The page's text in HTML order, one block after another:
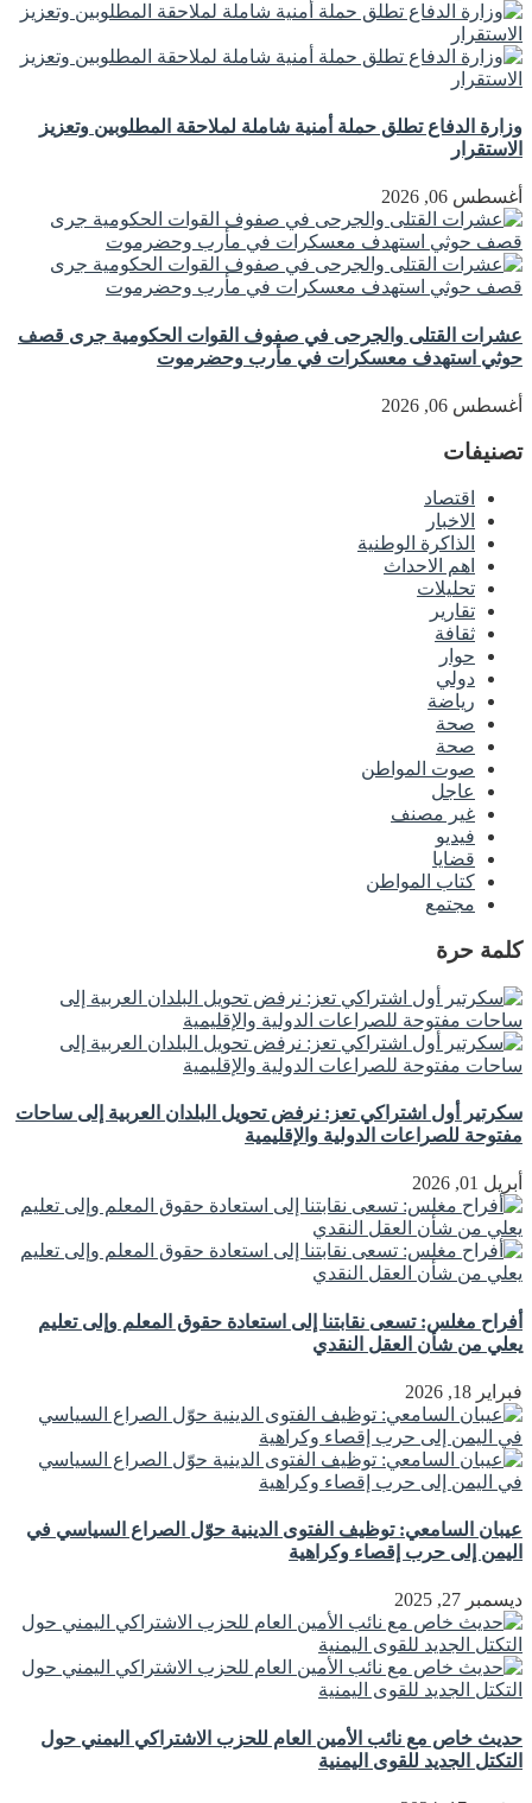
وزارة الدفاع تطلق حملة أمنية شاملة لملاحقة المطلوبين وتعزيز
الاستقرار
أغسطس 06, 2026
عشرات القتلى والجرحى في صفوف القوات الحكومية جرى قصف
حوثي استهدف معسكرات في مأرب وحضرموت
أغسطس 06, 2026
تصنيفات
اقتصاد
الاخبار
الذاكرة الوطنية
اهم الاحداث
تحليلات
تقارير
ثقافة
حوار
دولي
رياضة
صحة
صحة
صوت المواطن
عاجل
غير مصنف
فيديو
قضايا
كتاب المواطن
مجتمع
كلمة حرة
سكرتير أول اشتراكي تعز: نرفض تحويل البلدان العربية إلى ساحات
مفتوحة للصراعات الدولية والإقليمية
أبريل 01, 2026
أفراح مغلس: تسعى نقابتنا إلى استعادة حقوق المعلم وإلى تعليم
يعلي من شأن العقل النقدي
فبراير 18, 2026
عيبان السامعي: توظيف الفتوى الدينية حوّل الصراع السياسي في
اليمن إلى حرب إقصاء وكراهية
ديسمبر 27, 2025
حديث خاص مع نائب الأمين العام للحزب الاشتراكي اليمني حول
التكتل الجديد للقوى اليمنية